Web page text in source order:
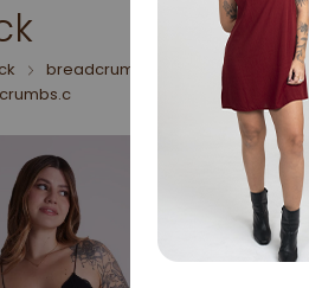
breadcrumbs.look-do-dia-15-